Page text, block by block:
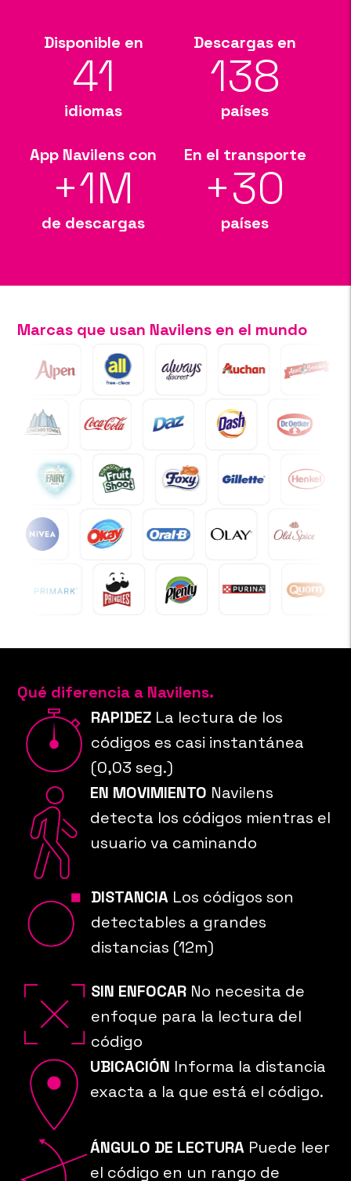
Disponible en
41
idiomas
Descargas en
138
países
App Navilens con
+1M
de descargas
En el transporte
+30
países
Marcas que usan Navilens en el mundo
Qué diferencia a Navilens.
RAPIDEZLa lectura de los
códigos es casi instantánea
(0,03 seg.)
EN MOVIMIENTO Navilens
detecta los códigos mientras el
usuario va caminando
DISTANCIALos códigos son
detectables a grandes
distancias (12m)
SIN ENFOCARNo necesita de
enfoque para la lectura del
código
UBICACIÓN Informa la distancia
exacta a la que está el código.
ÁNGULO DE LECTURA Puede leer
el código en un rango de